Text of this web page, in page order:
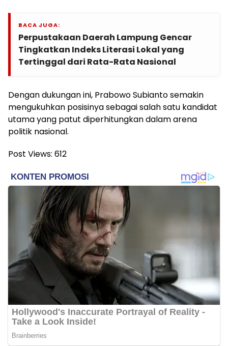
BACA JUGA:
Perpustakaan Daerah Lampung Gencar
Tingkatkan Indeks Literasi Lokal yang
Tertinggal dari Rata-Rata Nasional
Dengan dukungan ini, Prabowo Subianto semakin
mengukuhkan posisinya sebagai salah satu kandidat
utama yang patut diperhitungkan dalam arena
politik nasional.
Post Views: 612